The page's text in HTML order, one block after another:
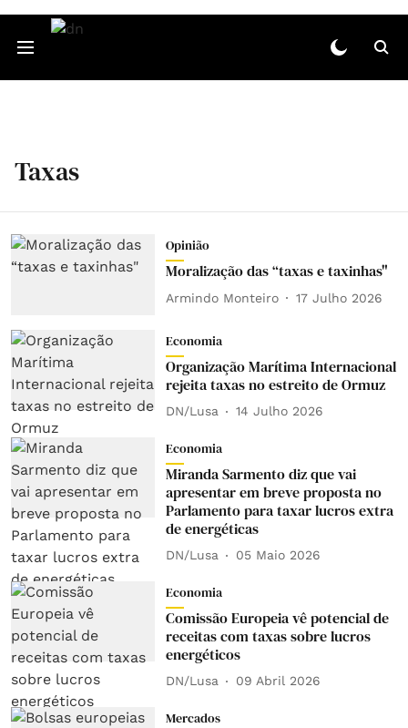
Taxas
Opinião
Moralização das “taxas e taxinhas"
Armindo Monteiro 17 Julho 2026
Economia
Organização Marítima Internacional
rejeita taxas no estreito de Ormuz
DN/Lusa 14 Julho 2026
Economia
Miranda Sarmento diz que vai
apresentar em breve proposta no
Parlamento para taxar lucros extra
de energéticas
DN/Lusa 05 Maio 2026
Economia
Comissão Europeia vê potencial de
receitas com taxas sobre lucros
energéticos
DN/Lusa 09 Abril 2026
Mercados